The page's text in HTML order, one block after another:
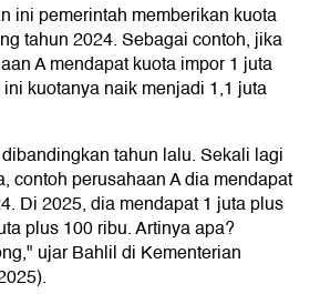
ini pemerintah memberikan kuota
tahun 2024. Sebagai contoh, jika
A mendapat kuota impor 1 juta
kuotanya naik menjadi 1,1 juta
tahun lalu. Sekali lagi
contoh perusahaan A dia mendapat
Di 2025, dia mendapat 1 juta plus
plus 100 ribu. Artinya apa?
ujar Bahlil di Kementerian